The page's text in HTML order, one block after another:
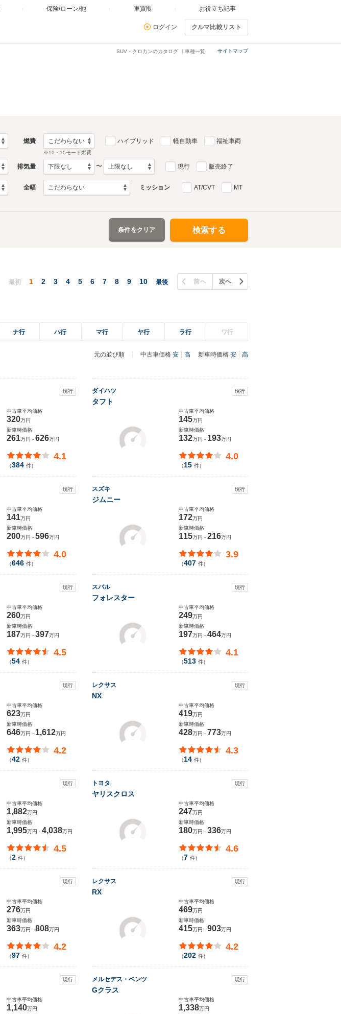
保険/ローン/他 車買取 お役立ち記事
ログイン クルマ比較リスト
サイトマップ
SUV・クロカンのカタログ ｜車種一覧
燃費
※10・15モード燃費
ハイブリッド 軽自動車 福祉車両
排気量 〜 現行 販売終了
全幅 ミッション AT/CVT MT
条件をクリア 検索する
最初 1 2 3 4 5 6 7 8 9 10 最後 前へ 次へ
ナ行 ハ行 マ行 ヤ行 ラ行 ワ行
元の並び順 中古車価格 安 高 新車時価格 安 高
現行
中古車平均価格
320万円
新車時価格
261万円 - 626万円
4.1
（384 件）
ダイハツ 現行
タフト
中古車平均価格
145万円
新車時価格
132万円 - 193万円
4.0
（15 件）
現行
中古車平均価格
141万円
新車時価格
200万円 - 596万円
4.0
（646 件）
スズキ 現行
ジムニー
中古車平均価格
172万円
新車時価格
115万円 - 216万円
3.9
（407 件）
現行
中古車平均価格
260万円
新車時価格
187万円 - 397万円
4.5
（54 件）
スバル 現行
フォレスター
中古車平均価格
249万円
新車時価格
197万円 - 464万円
4.1
（513 件）
現行
中古車平均価格
623万円
新車時価格
646万円 - 1,612万円
4.2
（42 件）
レクサス 現行
NX
中古車平均価格
419万円
新車時価格
428万円 - 773万円
4.3
（14 件）
現行
中古車平均価格
1,882万円
新車時価格
1,995万円 - 4,038万円
4.5
（2 件）
トヨタ 現行
ヤリスクロス
中古車平均価格
247万円
新車時価格
180万円 - 336万円
4.6
（7 件）
現行
中古車平均価格
276万円
新車時価格
363万円 - 808万円
4.2
（97 件）
レクサス 現行
RX
中古車平均価格
469万円
新車時価格
415万円 - 903万円
4.2
（202 件）
現行
中古車平均価格
1,140万円
メルセデス・ベンツ 現行
Gクラス
中古車平均価格
1,338万円